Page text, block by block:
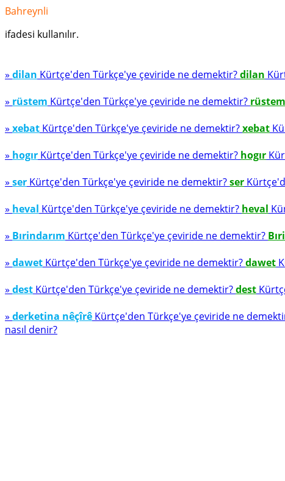
Bahreynli
ifadesi kullanılır.
» dilan Kürtçe'den Türkçe'ye çeviride ne demektir?dilan
» rüstem Kürtçe'den Türkçe'ye çeviride ne demektir? rüstem
» xebat Kürtçe'den Türkçe'ye çeviride ne demektir?xebat
» hogır Kürtçe'den Türkçe'ye çeviride ne demektir? hogır
» ser Kürtçe'den Türkçe'ye çeviride ne demektir?ser
» heval Kürtçe'den Türkçe'ye çeviride ne demektir? heval
» Bırindarım Kürtçe'den Türkçe'ye çeviride ne demektir?
» dawet Kürtçe'den Türkçe'ye çeviride ne demektir?dawet
» dest Kürtçe'den Türkçe'ye çeviride ne demektir?dest
» derketina nêçîrê Kürtçe'den Türkçe'ye çeviride ne
nasıl denir?